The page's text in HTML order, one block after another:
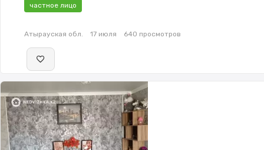
частное лицо
Атырауская обл. 17 июля 640 просмотров